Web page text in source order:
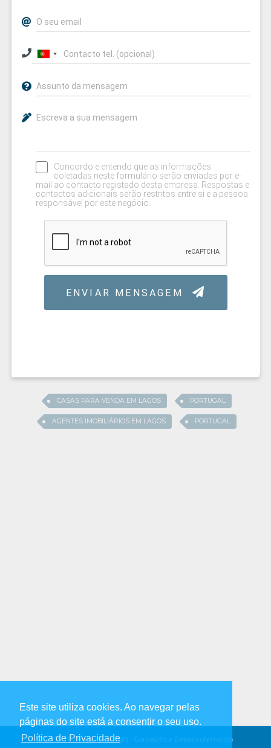
Este site utiliza cookies. Ao navegar pelas
páginas do site está a consentir o seu uso.
Política de Privacidade
CASAS PARA VENDA EM LAGOS PORTUGAL
AGENTES IMOBILIÁRIOS EM LAGOS PORTUGAL
© 2005-2026 albufeira.com | Conteúdo e Desenvolvimento: